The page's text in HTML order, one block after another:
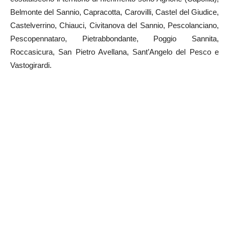
Belmonte del Sannio, Capracotta, Carovilli, Castel del Giudice,
Castelverrino, Chiauci, Civitanova del Sannio, Pescolanciano,
Pescopennataro, Pietrabbondante, Poggio Sannita,
Roccasicura, San Pietro Avellana, Sant’Angelo del Pesco e
Vastogirardi.